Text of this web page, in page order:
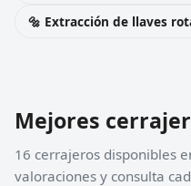
🔩 Extracción de llaves
Mejores
16 cerrajeros disponibles
valoraciones y consulta